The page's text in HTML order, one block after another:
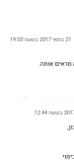
21 במאי 2017 בשעה 19:03
מראים אותה.